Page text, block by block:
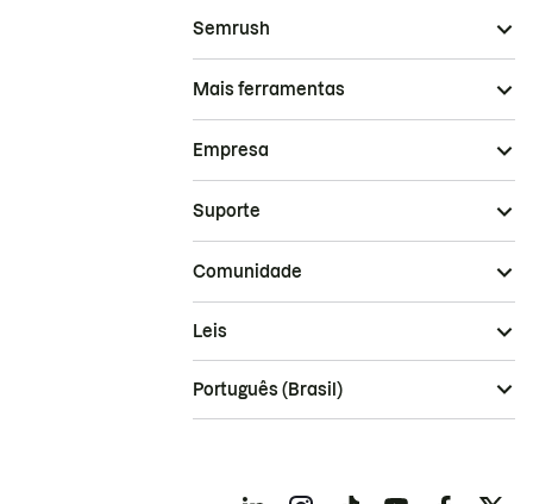
Semrush
Mais ferramentas
Empresa
Suporte
Comunidade
Leis
Português (Brasil)